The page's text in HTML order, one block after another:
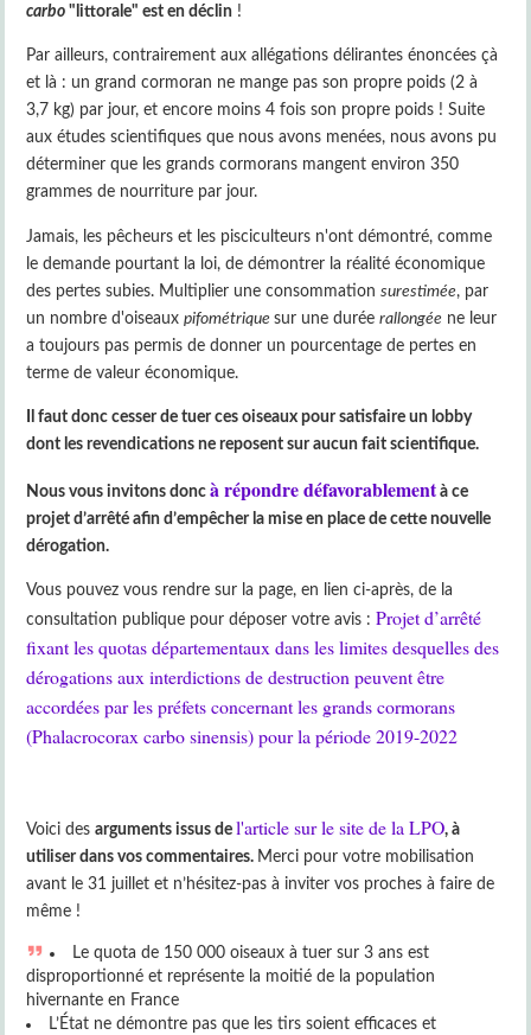
carbo"littorale" est en déclin !
Par ailleurs, contrairement aux allégations délirantes énoncées çà
et là : un grand cormoran ne mange pas son propre poids (2 à
3,7 kg) par jour, et encore moins 4 fois son propre poids ! Suite
aux études scientifiques que nous avons menées, nous avons pu
déterminer que les grands cormorans mangent environ 350
grammes de nourriture par jour.
Jamais, les pêcheurs et les pisciculteurs n'ont démontré, comme
le demande pourtant la loi, de démontrer la réalité économique
des pertes subies. Multiplier une consommationsurestimée, par
un nombre d'oiseauxpifométriquesur une duréerallongée ne leur
a toujours pas permis de donner un pourcentage de pertes en
terme de valeur économique.
Il faut donc cesser de tuer ces oiseaux pour satisfaire un lobby
dont les revendications ne reposent sur aucun fait scientifique.
Nous vous invitons doncà répondre défavorablement à ce
projet d’arrêté afin d’empêcher la mise en place de cette nouvelle
dérogation.
Vous pouvez vous rendre sur la page, en lien ci-après, de la
consultation publique pour déposer votre avis : Projet d’arrêté
fixant les quotas départementaux dans les limites desquelles des
dérogations aux interdictions de destruction peuvent être
accordées par les préfets concernant les grands cormorans
(Phalacrocorax carbo sinensis) pour la période 2019-2022
Voici desarguments issus de l'article sur le site de la LPO, à
utiliser dans vos commentaires. Merci pour votre mobilisation
avant le 31 juillet et n’hésitez-pas à inviter vos proches à faire de
même !
Le quota de 150 000 oiseaux à tuer sur 3 ans est
disproportionné et représente la moitié de la population
hivernante en France
L’État ne démontre pas que les tirs soient efficaces et